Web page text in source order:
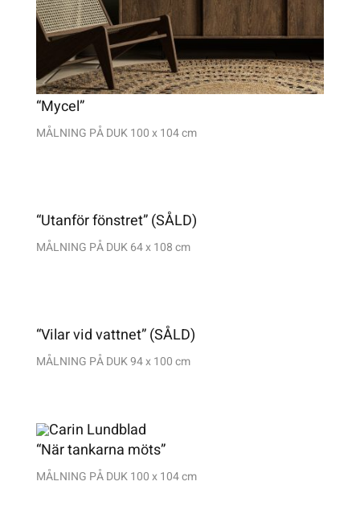
“Mycel”
MÅLNING PÅ DUK 100 x 104 cm
“Utanför fönstret” (SÅLD)
MÅLNING PÅ DUK64 x 108 cm
“Vilar vid vattnet” (SÅLD)
MÅLNING PÅ DUK 94 x 100 cm
“När tankarna möts”
MÅLNING PÅ DUK 100 x 104 cm